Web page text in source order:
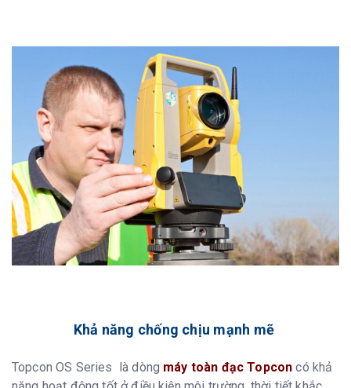
Khả năng chống chịu mạnh mẽ
Topcon OS Series là dòng máy toàn đạc Topcon có khả